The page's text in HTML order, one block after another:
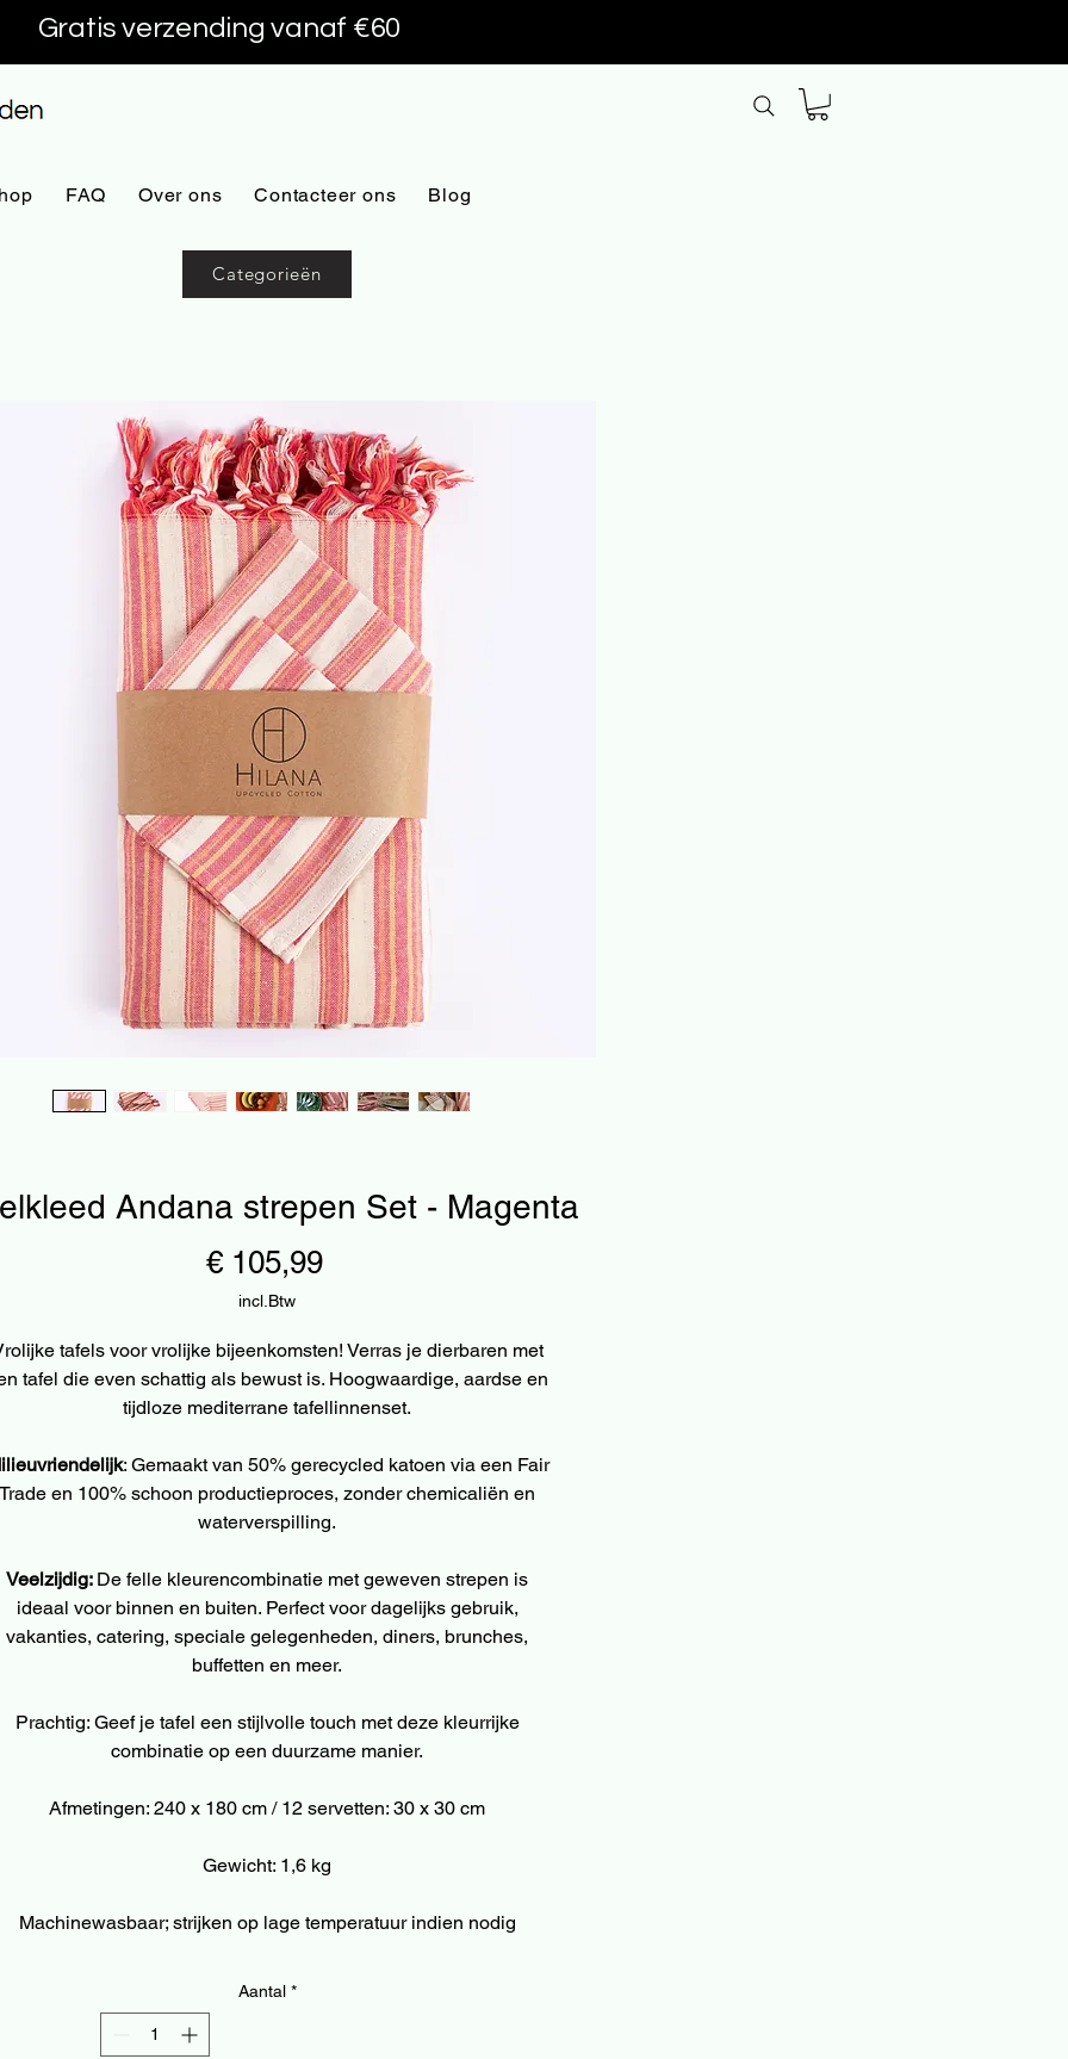
Gratis verzending vanaf €60
FAQ Over ons Contacteer ons Blog
Andana strepen Set - Magenta
€ 105,99Prijs
incl.Btw
tafels voor vrolijke bijeenkomsten! Verras je dierbaren met
tafel die even schattig als bewust is. Hoogwaardige, aardse en
tijdloze mediterrane tafellinnenset.
: Gemaakt van 50% gerecycled katoen via een Fair
Trade en 100% schoon productieproces, zonder chemicaliën en
waterverspilling.
Veelzijdig: De felle kleurencombinatie met geweven strepen is
ideaal voor binnen en buiten. Perfect voor dagelijks gebruik,
vakanties, catering, speciale gelegenheden, diners, brunches,
buffetten en meer.
Prachtig: Geef je tafel een stijlvolle touch met deze kleurrijke
combinatie op een duurzame manier.
Afmetingen: 240 x 180 cm / 12 servetten: 30 x 30 cm
Gewicht: 1,6 kg
Machinewasbaar; strijken op lage temperatuur indien nodig
Aantal *
Categorieën